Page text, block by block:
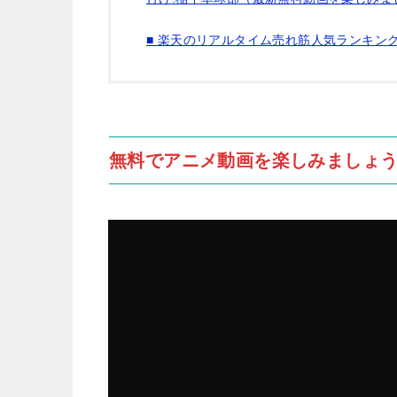
■ 楽天のリアルタイム売れ筋人気ランキン
無料でアニメ動画を楽しみましょ